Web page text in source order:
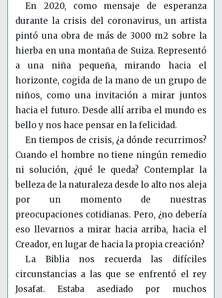
En 2020, como mensaje de esperanza
durante la crisis del coronavirus, un artista
pintó una obra de más de 3000 m2 sobre la
hierba en una montaña de Suiza. Representó
a una niña pequeña, mirando hacia el
horizonte, cogida de la mano de un grupo de
niños, como una invitación a mirar juntos
hacia el futuro. Desde allí arriba el mundo es
bello y nos hace pensar en la felicidad.
En tiempos de crisis, ¿a dónde recurrimos?
Cuando el hombre no tiene ningún remedio
ni solución, ¿qué le queda? Contemplar la
belleza de la naturaleza desde lo alto nos aleja
por un momento de nuestras
preocupaciones cotidianas. Pero, ¿no debería
eso llevarnos a mirar hacia arriba, hacia el
Creador, en lugar de hacia la propia creación?
La Biblia nos recuerda las difíciles
circunstancias a las que se enfrentó el rey
Josafat. Estaba asediado por muchos